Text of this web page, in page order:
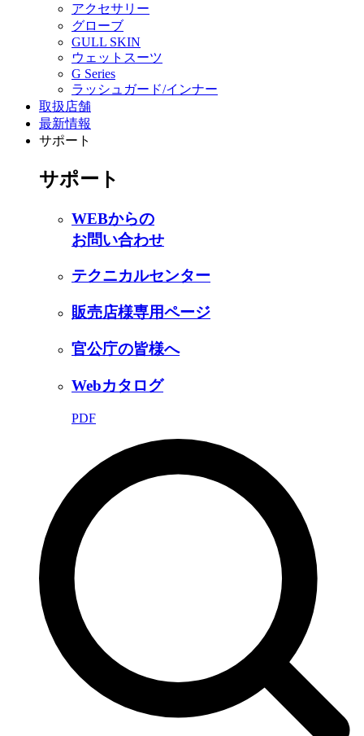
アクセサリー
グローブ
GULL SKIN
ウェットスーツ
G Series
ラッシュガード/インナー
取扱店舗
最新情報
サポート
サポート
WEBからの
お問い合わせ
テクニカルセンター
販売店様専用ページ
官公庁の皆様へ
Webカタログ
PDF